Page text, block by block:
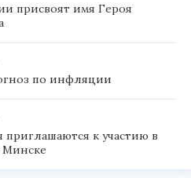
присвоят имя Героя
по инфляции
к участию в
Минске